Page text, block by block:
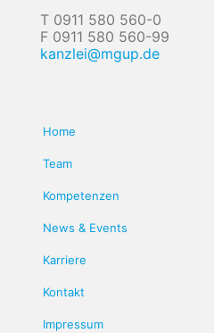
T 0911 580 560-0
F 0911 580 560-99
kanzlei@mgup.de
Home
Team
Kompetenzen
News & Events
Karriere
Kontakt
Impressum